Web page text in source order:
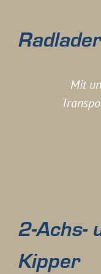
Radlader
Mit
2-Achs-
Kipper